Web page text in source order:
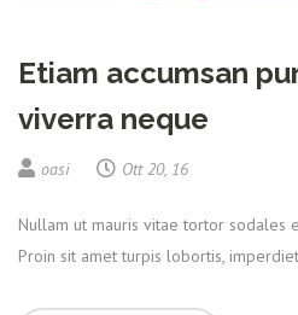
Etiam accumsan
viverra neque
oasi Ott 20, 16
Nullam ut mauris vitae tortor sodales
Proin sit amet turpis lobortis,